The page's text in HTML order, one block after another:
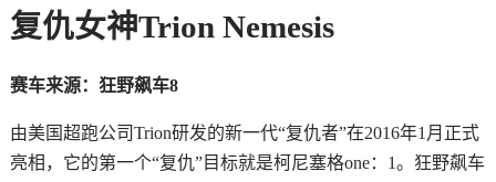
复仇女神Trion Nemesis
赛车来源：狂野飙车8
由美国超跑公司Trion研发的新一代“复仇者”在2016年1月正式
亮相，它的第一个“复仇”目标就是柯尼塞格one：1。狂野飙车